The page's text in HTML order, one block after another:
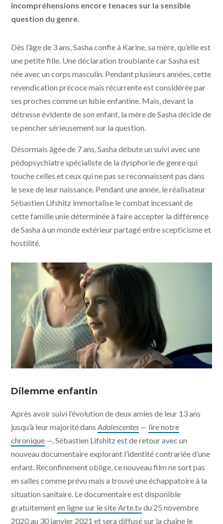
incompréhensions encore tenaces sur la sensible
question du genre.
Dès l’âge de 3 ans, Sasha confie à Karine, sa mère, qu’elle est
une petite fille. Une déclaration troublante car Sasha est
née avec un corps masculin. Pendant plusieurs années, cette
revendication précoce mais récurrente est considérée par
ses proches comme un lubie enfantine. Mais, devant la
détresse évidente de son enfant, la mère de Sasha décide de
se pencher sérieusement sur la question.
Désormais âgée de 7 ans, Sasha débute un suivi avec une
pédopsychiatre spécialiste de la dysphorie de genre qui
touche celles et ceux qui ne pas se reconnaissent pas dans
le sexe de leur naissance. Pendant une année, le réalisateur
Sébastien Lifshitz immortalise le combat incessant de
cette famille unie déterminée à faire accepter la différence
de Sasha à un monde extérieur partagé entre scepticisme et
hostilité.
Dilemme enfantin
Après avoir suivi l’évolution de deux amies de leur 13 ans
jusqu’à leur majorité dansAdolescentes — lire notre
chronique —, Sébastien Lifshitz est de retour avec un
nouveau documentaire explorant l’identité contrariée d’une
enfant. Reconfinement oblige, ce nouveau film ne sort pas
en salles comme prévu mais a trouvé une échappatoire à la
situation sanitaire. Le documentaire est disponible
gratuitementen ligne sur le site Arte.tvdu 25 novembre
2020 au 30 janvier 2021 et sera diffusé sur la chaîne le